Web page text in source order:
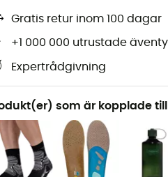
Gratis retur inom 100 dagar
+1 000 000 utrustade
Expertrådgivning
som är kopplade